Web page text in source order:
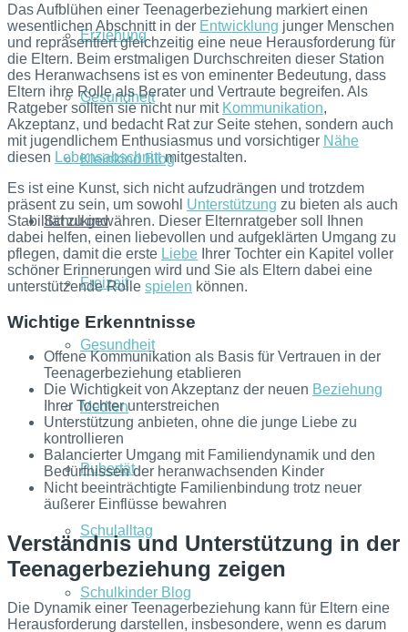
Erziehung
Gesundheit
Kleinkind Blog
Schulkind
Freizeit
Gesundheit
Medien
Pubertät
Schulalltag
Schulkinder Blog
Das Aufblühen einer Teenagerbeziehung markiert einen
wesentlichen Abschnitt in der Entwicklung junger Menschen
und repräsentiert gleichzeitig eine neue Herausforderung für
die Eltern. Beim erstmaligen Durchschreiten dieser Station
des Heranwachsens ist es von eminenter Bedeutung, dass
Eltern ihre Rolle als Berater und Vertraute begreifen. Als
Ratgeber sollten sie nicht nur mit Kommunikation,
Akzeptanz, und bedacht Rat zur Seite stehen, sondern auch
mit jugendlichem Enthusiasmus und vorsichtiger Nähe
diesen Lebensabschnittmitgestalten.
Es ist eine Kunst, sich nicht aufzudrängen und trotzdem
präsent zu sein, um sowohl Unterstützung zu bieten als auch
Stabilität zu gewähren. Dieser Elternratgeber soll Ihnen
dabei helfen, einen liebevollen und aufgeklärten Umgang zu
pflegen, damit die erste Liebe Ihrer Tochter ein Kapitel voller
schöner Erinnerungen wird und Sie als Eltern dabei eine
unterstützende Rolle spielen können.
Wichtige Erkenntnisse
Offene Kommunikation als Basis für Vertrauen in der
Teenagerbeziehung etablieren
Die Wichtigkeit von Akzeptanz der neuen Beziehung
Ihrer Tochter unterstreichen
Unterstützung anbieten, ohne die junge Liebe zu
kontrollieren
Balancierter Umgang mit Familiendynamik und den
Bedürfnissen der heranwachsenden Kinder
Nicht beeinträchtigte Familienbindung trotz neuer
äußerer Einflüsse bewahren
Verständnis und Unterstützung in der
Teenagerbeziehung zeigen
Die Dynamik einer Teenagerbeziehung kann für Eltern eine
Herausforderung darstellen, insbesondere, wenn es darum